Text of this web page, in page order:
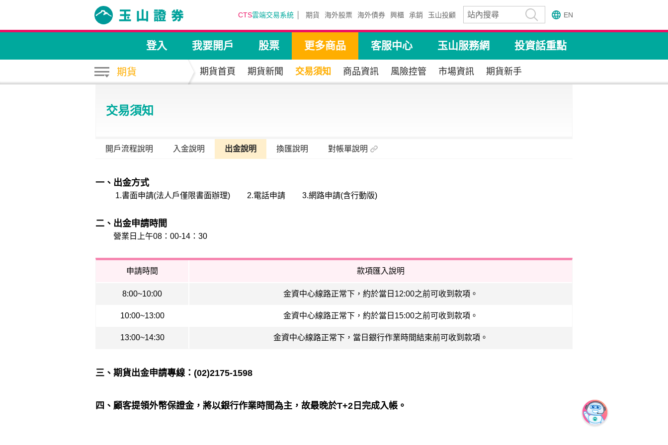
EN
CTS雲端交易系統 期貨 海外股票 海外債券 興櫃 承銷 玉山投顧
登入 我要開戶 股票 更多商品 客服中心 玉山服務網 投資話重點
期貨 期貨首頁 期貨新聞 交易須知 商品資訊 風險控管 市場資訊 期貨新手
交易須知
開戶流程說明 入金說明 出金說明 換匯說明 對帳單說明
一、出金方式
1.書面申請(法人戶僅限書面辦理) 2.電話申請 3.網路申請(含行動版)
二、出金申請時間
營業日上午08：00-14：30
申請時間 款項匯入說明
8:00~10:00 金資中心線路正常下，約於當日12:00之前可收到款項。
10:00~13:00 金資中心線路正常下，約於當日15:00之前可收到款項。
13:00~14:30 金資中心線路正常下，當日銀行作業時間結束前可收到款項。
三、期貨出金申請專線：(02)2175-1598
四、顧客提領外幣保證金，將以銀行作業時間為主，故最晚於T+2日完成入帳。